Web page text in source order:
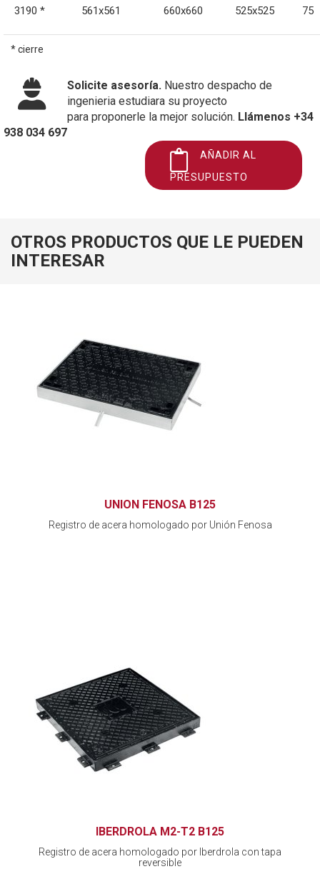
3190 * 561x561 660x660 525x525 75
* cierre
Solicite asesoría. Nuestro despacho de
ingenieria estudiara su proyecto
para proponerle la mejor solución. Llámenos +34
938 034 697
AÑADIR AL
PRESUPUESTO
OTROS PRODUCTOS QUE LE PUEDEN
INTERESAR
UNION FENOSA B125
Registro de acera homologado por Unión Fenosa
IBERDROLA M2-T2 B125
Registro de acera homologado por Iberdrola con tapa
reversible